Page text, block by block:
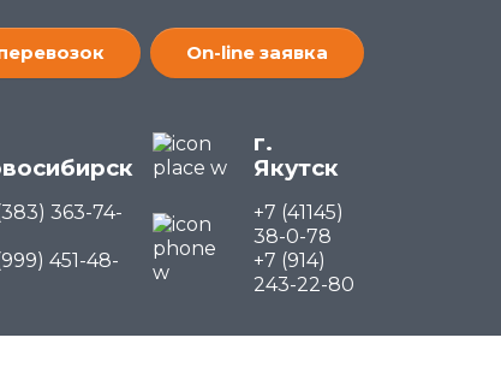
On-line заявка
г.
Якутск
363-74-
451-48-
+7 (41145)
38-0-78
+7 (914)
243-22-80